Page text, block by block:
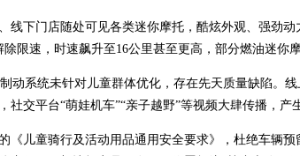
下门店随处可见各类迷你摩托，酷炫外观、强劲
速，时速飙升至16公里甚至更高，部分燃油迷你
系统未针对儿童群体优化，存在先天质量缺陷。
交平台“萌娃机车”“亲子越野”等视频大肆传播，产
儿童骑行及活动用品通用安全要求》，杜绝车辆